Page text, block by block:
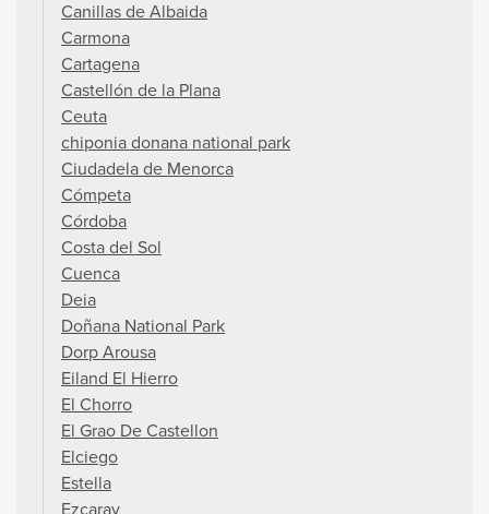
Canillas de Albaida
Carmona
Cartagena
Castellón de la Plana
Ceuta
chiponia donana national park
Ciudadela de Menorca
Cómpeta
Córdoba
Costa del Sol
Cuenca
Deia
Doñana National Park
Dorp Arousa
Eiland El Hierro
El Chorro
El Grao De Castellon
Elciego
Estella